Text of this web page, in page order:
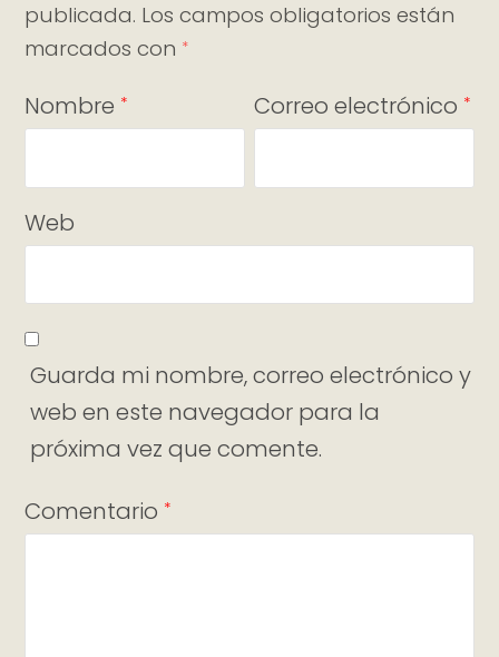
publicada. Los campos obligatorios están
marcados con *
Nombre * Correo electrónico *
Web
Guarda mi nombre, correo electrónico y
web en este navegador para la
próxima vez que comente.
Comentario *